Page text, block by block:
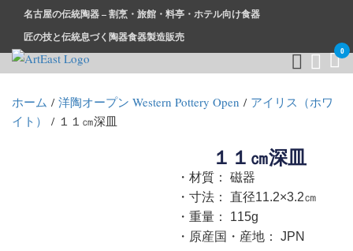
名古屋の伝統陶器 – 割烹・旅館・料亭・ホテル向け食器
匠の技と伝統息づく陶器食器製造販売
和食器・洋食器通販｜割烹・旅館・料亭・ホテル等業務用卸販
売
業務用から個人用まで、おしゃれでかわいい和食器・洋食器は
まとめ買いがお得です。
0
ホーム / 洋陶オープン Western Pottery Open / アイリス（ホワ
イト）
/ １１㎝深皿
１１㎝深皿
・材質： 磁器
・寸法： 直径11.2×3.2㎝
・重量： 115g
・原産国・産地： JPN